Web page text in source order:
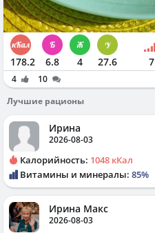
178.2 6.8 4 27.6 7
4
10
Лучшие рационы
Ирина
2026-08-03
Калорийность: 1048 кКал
Витамины и минералы: 85%
Ирина Макс
2026-08-03